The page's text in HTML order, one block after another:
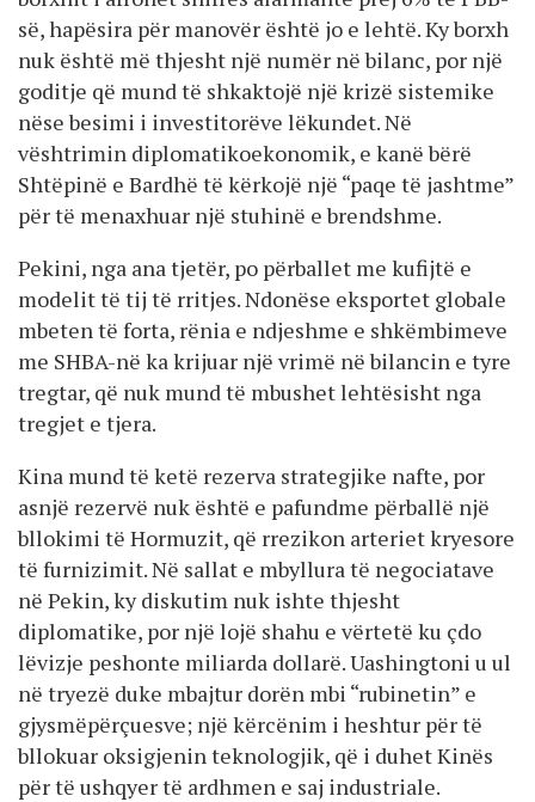
së, hapësira për manovër është jo e lehtë. Ky borxh
nuk është më thjesht një numër në bilanc, por një
goditje që mund të shkaktojë një krizë sistemike
nëse besimi i investitorëve lëkundet. Në
vështrimin diplomatikoekonomik, e kanë bërë
Shtëpinë e Bardhë të kërkojë një “paqe të jashtme”
për të menaxhuar një stuhinë e brendshme.
Pekini, nga ana tjetër, po përballet me kufijtë e
modelit të tij të rritjes. Ndonëse eksportet globale
mbeten të forta, rënia e ndjeshme e shkëmbimeve
me SHBA-në ka krijuar një vrimë në bilancin e tyre
tregtar, që nuk mund të mbushet lehtësisht nga
tregjet e tjera.
Kina mund të ketë rezerva strategjike nafte, por
asnjë rezervë nuk është e pafundme përballë një
bllokimi të Hormuzit, që rrezikon arteriet kryesore
të furnizimit. Në sallat e mbyllura të negociatave
në Pekin, ky diskutim nuk ishte thjesht
diplomatike, por një lojë shahu e vërtetë ku çdo
lëvizje peshonte miliarda dollarë. Uashingtoni u ul
në tryezë duke mbajtur dorën mbi “rubinetin” e
gjysmëpërçuesve; një kërcënim i heshtur për të
bllokuar oksigjenin teknologjik, që i duhet Kinës
për të ushqyer të ardhmen e saj industriale.